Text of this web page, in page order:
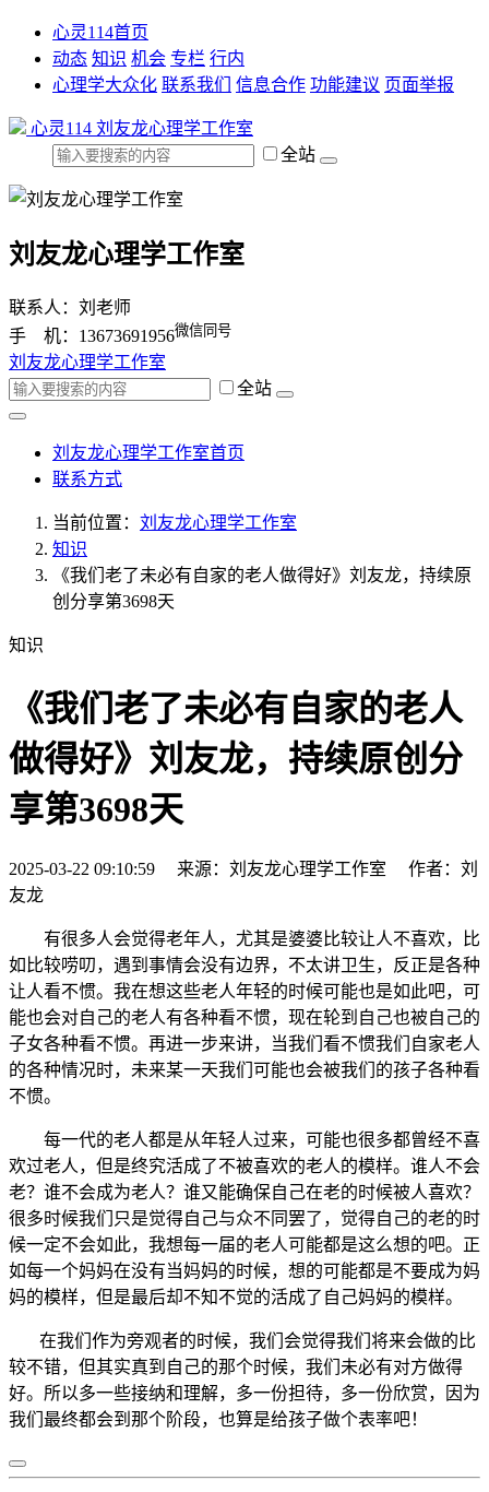
心灵114首页
动态 知识 机会 专栏 行内
心理学大众化 联系我们 信息合作 功能建议 页面举报
心灵114 刘友龙心理学工作室
全站
刘友龙心理学工作室
联系人：刘老师
手 机：13673691956微信同号
刘友龙心理学工作室
全站
刘友龙心理学工作室首页
联系方式
当前位置： 刘友龙心理学工作室
知识
《我们老了未必有自家的老人做得好》刘友龙，持续原
创分享第3698天
知识
《我们老了未必有自家的老人
做得好》刘友龙，持续原创分
享第3698天
2025-03-22 09:10:59 来源：刘友龙心理学工作室 作者：刘
友龙
有很多人会觉得老年人，尤其是婆婆比较让人不喜欢，比
如比较唠叨，遇到事情会没有边界，不太讲卫生，反正是各种
让人看不惯。我在想这些老人年轻的时候可能也是如此吧，可
能也会对自己的老人有各种看不惯，现在轮到自己也被自己的
子女各种看不惯。再进一步来讲，当我们看不惯我们自家老人
的各种情况时，未来某一天我们可能也会被我们的孩子各种看
不惯。
每一代的老人都是从年轻人过来，可能也很多都曾经不喜
欢过老人，但是终究活成了不被喜欢的老人的模样。谁人不会
老？谁不会成为老人？谁又能确保自己在老的时候被人喜欢？
很多时候我们只是觉得自己与众不同罢了，觉得自己的老的时
候一定不会如此，我想每一届的老人可能都是这么想的吧。正
如每一个妈妈在没有当妈妈的时候，想的可能都是不要成为妈
妈的模样，但是最后却不知不觉的活成了自己妈妈的模样。
在我们作为旁观者的时候，我们会觉得我们将来会做的比
较不错，但其实真到自己的那个时候，我们未必有对方做得
好。所以多一些接纳和理解，多一份担待，多一份欣赏，因为
我们最终都会到那个阶段，也算是给孩子做个表率吧！